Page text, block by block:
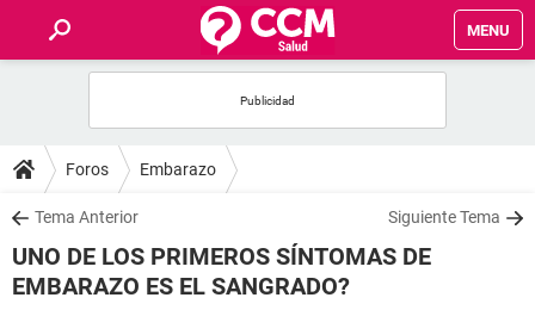
MENU
FOROS
SALUD
FAMILIA
Foros Embarazo
Tema Anterior Siguiente Tema
UNO DE LOS PRIMEROS SÍNTOMAS DE
EMBARAZO ES EL SANGRADO?